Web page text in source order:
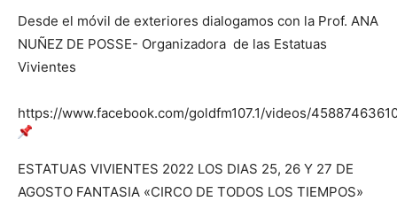
Desde el móvil de exteriores dialogamos con la Prof. ANA
NUÑEZ DE POSSE- Organizadora de las Estatuas
Vivientes
https://www.facebook.com/goldfm107.1/videos/
ESTATUAS VIVIENTES 2022 LOS DIAS 25, 26 Y 27 DE
AGOSTO FANTASIA «CIRCO DE TODOS LOS TIEMPOS»